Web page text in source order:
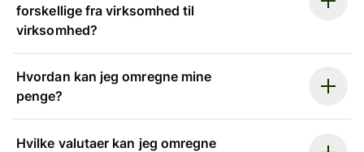
forskellige fra virksomhed til
virksomhed?
Hvordan kan jeg omregne mine
penge?
Hvilke valutaer kan jeg omregne